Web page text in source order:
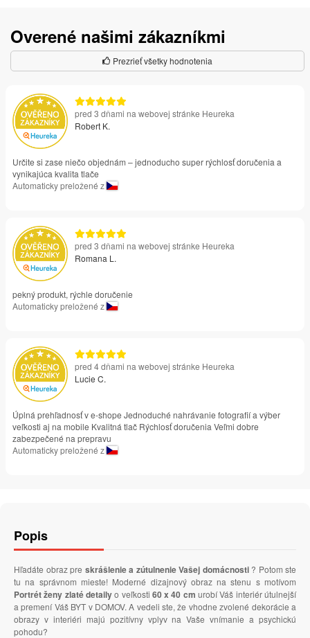
Overené našimi zákazníkmi
Prezrieť všetky hodnotenia
pred 3 dňami na webovej stránke Heureka
Robert K.
Určite si zase niečo objednám – jednoducho super rýchlosť doručenia a
vynikajúca kvalita tlače
Automaticky preložené z
pred 3 dňami na webovej stránke Heureka
Romana L.
pekný produkt, rýchle doručenie
Automaticky preložené z
pred 4 dňami na webovej stránke Heureka
Lucie C.
Úplná prehľadnosť v e-shope Jednoduché nahrávanie fotografií a výber
veľkosti aj na mobile Kvalitná tlač Rýchlosť doručenia Veľmi dobre
zabezpečené na prepravu
Automaticky preložené z
Popis
Hľadáte obraz pre skrášlenie a zútulnenie Vašej domácnosti ? Potom ste
tu na správnom mieste! Moderné dizajnový obraz na stenu s motívom
Portrét ženy zlaté detailyo veľkosti 60 x 40 cm urobí Váš interiér útulnejší
a premení Váš BYT v DOMOV. A vedeli ste, že vhodne zvolené dekorácie a
obrazy v interiéri majú pozitívny vplyv na Vaše vnímanie a psychickú
pohodu?